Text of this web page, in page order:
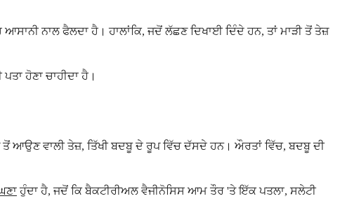
ਨਾਲ ਫੈਲਦਾ ਹੈ। ਹਾਲਾਂਕਿ, ਜਦੋਂ ਲੱਛਣ ਦਿਖਾਈ ਦਿੰਦੇ ਹਨ, ਤਾਂ ਮਾੜੀ ਤੋਂ ਤੇਜ਼
ਹੋਣਾ ਚਾਹੀਦਾ ਹੈ।
ਵਾਲੀ ਤੇਜ਼, ਤਿੱਖੀ ਬਦਬੂ ਦੇ ਰੂਪ ਵਿੱਚ ਦੱਸਦੇ ਹਨ। ਔਰਤਾਂ ਵਿੱਚ, ਬਦਬੂ ਦੀ
ਹੁੰਦਾ ਹੈ, ਜਦੋਂ ਕਿ ਬੈਕਟੀਰੀਅਲ ਵੈਜੀਨੋਸਿਸ ਆਮ ਤੌਰ 'ਤੇ ਇੱਕ ਪਤਲਾ, ਸਲੇਟੀ